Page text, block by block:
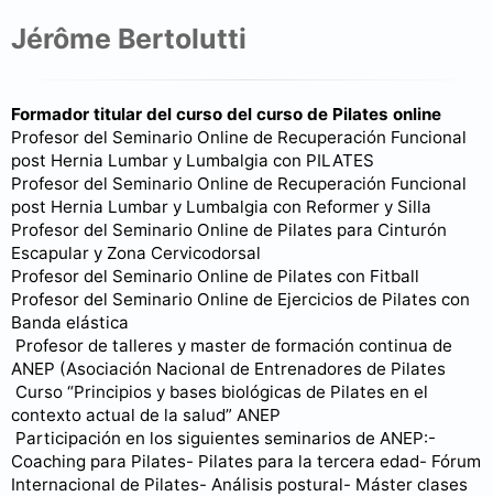
Jérôme Bertolutti
Formador titular del curso del curso de Pilates online
Profesor del Seminario Online de Recuperación Funcional
post Hernia Lumbar y Lumbalgia con PILATES
Profesor del Seminario Online de Recuperación Funcional
post Hernia Lumbar y Lumbalgia con Reformer y Silla
Profesor del Seminario Online de Pilates para Cinturón
Escapular y Zona Cervicodorsal
Profesor del Seminario Online de Pilates con Fitball
Profesor del Seminario Online de Ejercicios de Pilates con
Banda elástica
Profesor de talleres y master de formación continua de
ANEP (Asociación Nacional de Entrenadores de Pilates
Curso “Principios y bases biológicas de Pilates en el
contexto actual de la salud” ANEP
Participación en los siguientes seminarios de ANEP:-
Coaching para Pilates- Pilates para la tercera edad- Fórum
Internacional de Pilates- Análisis postural- Máster clases